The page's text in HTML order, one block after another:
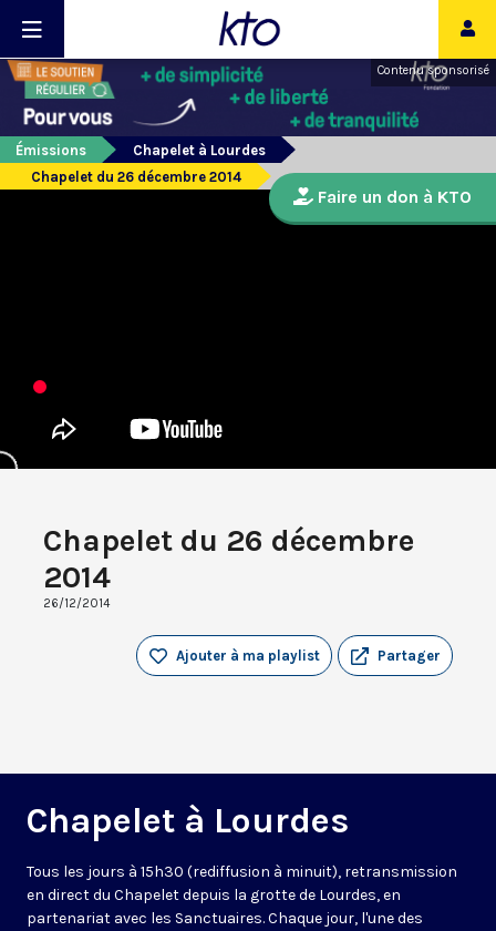
Contenu sponsorisé
Émissions
Chapelet à Lourdes
Chapelet du 26 décembre 2014
Chapelet du 26 décembre
2014
26/12/2014
Partager
Ajouter à ma playlist
Chapelet à Lourdes
Tous les jours à 15h30 (rediffusion à minuit), retransmission
en direct du Chapelet depuis la grotte de Lourdes, en
partenariat avec les Sanctuaires. Chaque jour, l'une des
Faire un don à KTO